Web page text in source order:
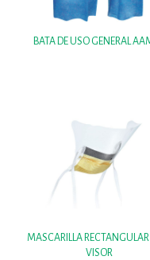
BATA DE USO GENERAL
MASCARILLA
VISOR